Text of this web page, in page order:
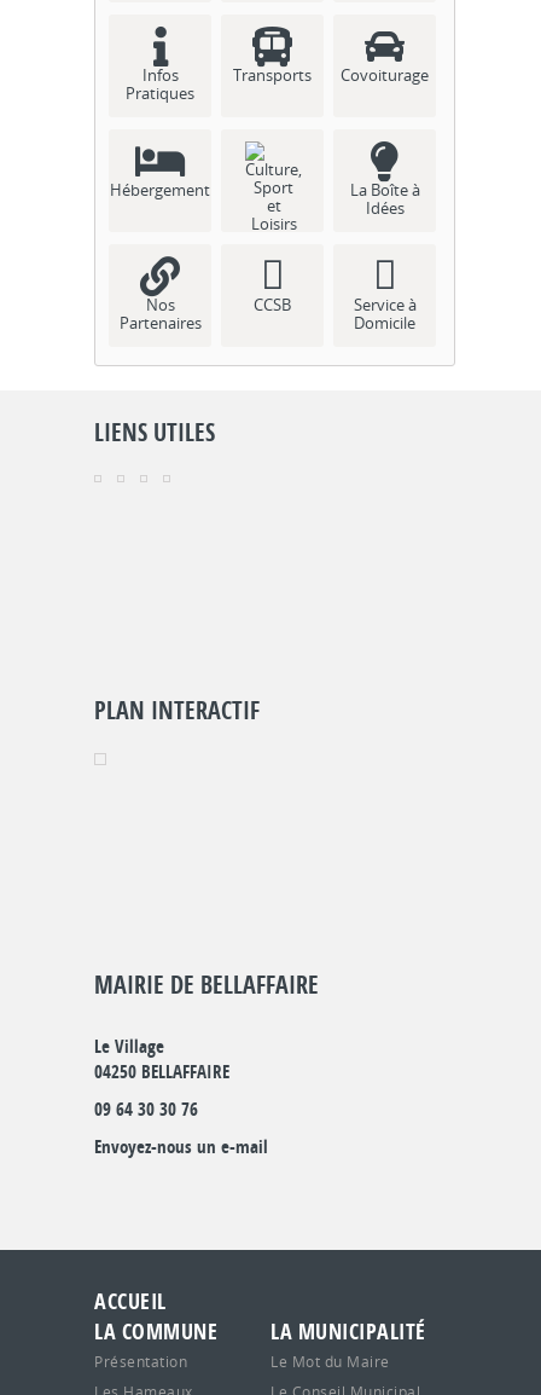
Infos
Pratiques
Transports Covoiturage
Hébergement
et Loisirs
La Boîte à
Idées
Nos
Partenaires
CCSB
Service à
Domicile
LIENS UTILES
PLAN INTERACTIF
MAIRIE DE BELLAFFAIRE
Le Village
04250 BELLAFFAIRE
09 64 30 30 76
Envoyez-nous un e-mail
ACCUEIL
LA COMMUNE
Présentation
LA MUNICIPALITÉ
Le Mot du Maire